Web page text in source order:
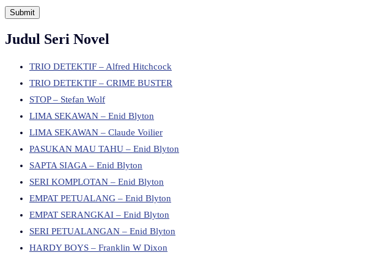
Judul Seri Novel
TRIO DETEKTIF – Alfred Hitchcock
TRIO DETEKTIF – CRIME BUSTER
STOP – Stefan Wolf
LIMA SEKAWAN – Enid Blyton
LIMA SEKAWAN – Claude Voilier
PASUKAN MAU TAHU – Enid Blyton
SAPTA SIAGA – Enid Blyton
SERI KOMPLOTAN – Enid Blyton
EMPAT PETUALANG – Enid Blyton
EMPAT SERANGKAI – Enid Blyton
SERI PETUALANGAN – Enid Blyton
HARDY BOYS – Franklin W Dixon